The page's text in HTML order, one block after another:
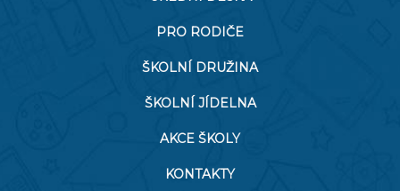
PRO RODIČE
ŠKOLNÍ DRUŽINA
ŠKOLNÍ JÍDELNA
AKCE ŠKOLY
KONTAKTY